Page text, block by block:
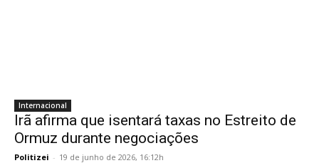
Internacional
Irã afirma que isentará taxas no Estreito de
Ormuz durante negociações
Politizei - 19 de junho de 2026, 16:12h